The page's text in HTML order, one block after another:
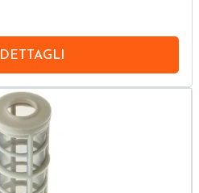
DETTAGLI